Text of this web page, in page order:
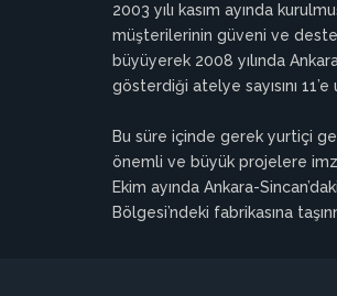
2003 yılı kasım ayında
müşterilerinin güveni ve
büyüyerek 2008 yılında
gösterdiği atelye sayısını 11’e
Bu süre içinde gerek yurtiçi
önemli ve büyük projelere
Ekim ayında Ankara-
Bölgesi’ndeki fabrikasına